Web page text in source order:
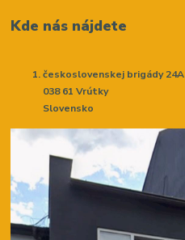
Kde nás nájdete
československej brigády 24A
038 61 Vrútky
Slovensko